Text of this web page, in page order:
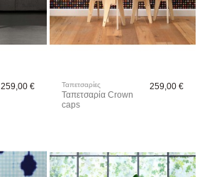
259,00 € Ταπετσαρίες
Ταπετσαρία Crown
caps
259,00 €